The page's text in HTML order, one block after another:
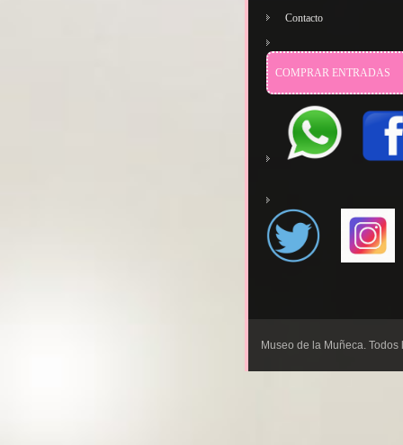
Contacto
COMPRAR ENTRADAS
Museo de la Muñeca.